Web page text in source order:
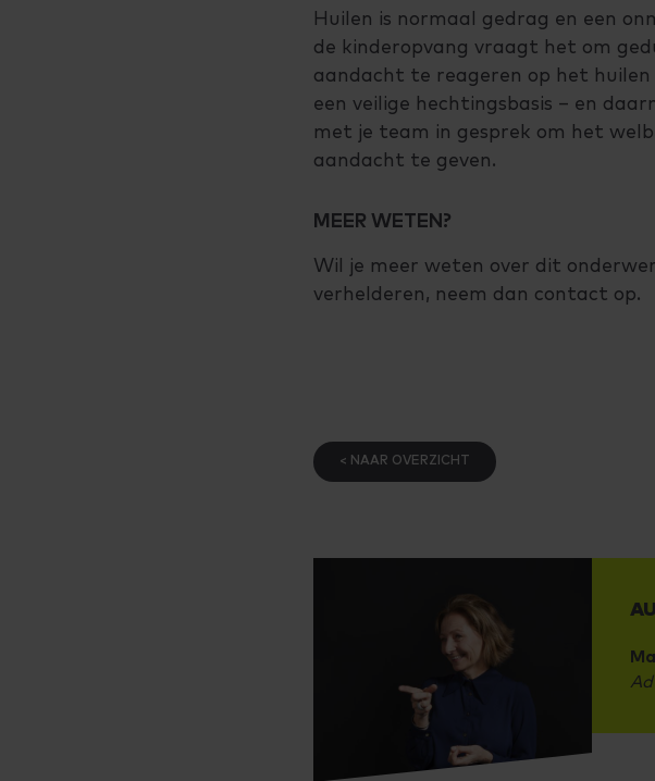
Huilen is normaal gedrag en een
de kinderopvang vraagt het om
aandacht te reageren op het huilen
een veilige hechtingsbasis – en
met je team in gesprek om het
aandacht te geven.
MEER WETEN?
Wil je meer weten over dit
verhelderen, neem dan contact op.
< NAAR OVERZICHT